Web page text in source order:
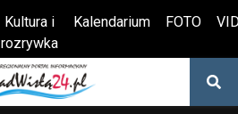
Kultura i
rozrywka
Kalendarium FOTO